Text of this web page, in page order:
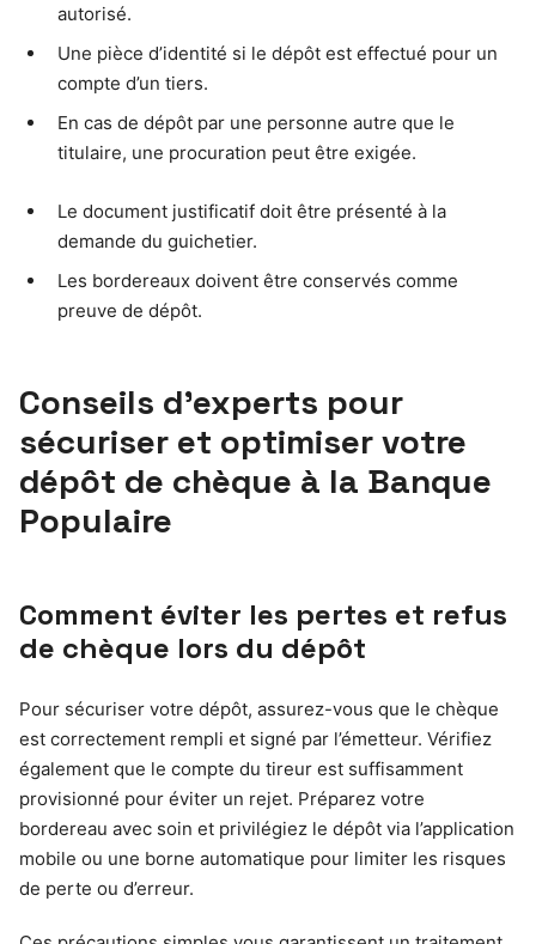
autorisé.
Une pièce d’identité si le dépôt est effectué pour un
compte d’un tiers.
En cas de dépôt par une personne autre que le
titulaire, une procuration peut être exigée.
Le document justificatif doit être présenté à la
demande du guichetier.
Les bordereaux doivent être conservés comme
preuve de dépôt.
Conseils d’experts pour
sécuriser et optimiser votre
dépôt de chèque à la Banque
Populaire
Comment éviter les pertes et refus
de chèque lors du dépôt
Pour sécuriser votre dépôt, assurez-vous que le chèque
est correctement rempli et signé par l’émetteur. Vérifiez
également que le compte du tireur est suffisamment
provisionné pour éviter un rejet. Préparez votre
bordereau avec soin et privilégiez le dépôt via l’application
mobile ou une borne automatique pour limiter les risques
de perte ou d’erreur.